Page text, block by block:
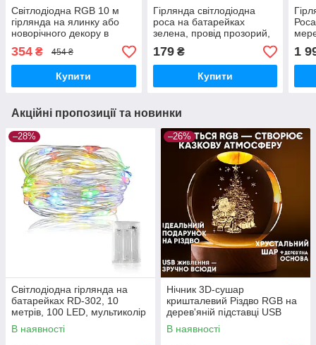
Світлодіодна RGB 10 м
гірлянда на ялинку або
новорічного декору в
будинку або на вулицю
водонепроникна IP65 з
керуванням SMART
354 ₴ 454 ₴
Купити
Гірлянда світлодіодна
роса на батарейках
зелена, провід прозорий,
5м
179₴
Купити
+
1
Акційні пропозиції та новинки
–28%
Світлодіодна гірлянда на
батарейках RD-302, 10
метрів, 100 LED, мультиколір
В наявності
–26%
Нічник 3D-сушар
кришталевий Різдво RGB на
дерев'яній підставці USB
В наявності